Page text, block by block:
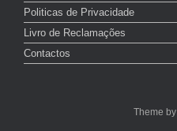
Politicas de Privacidade
Livro de Reclamações
Contactos
Theme by